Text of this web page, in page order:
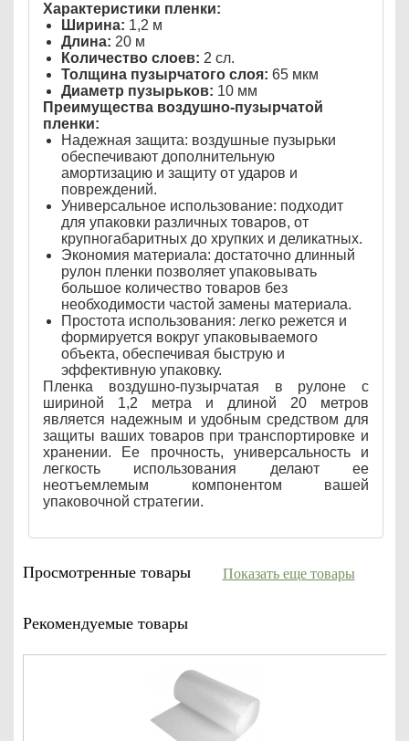
Характеристики пленки:
Ширина: 1,2 м
Длина: 20 м
Количество слоев: 2 сл.
Толщина пузырчатого слоя: 65 мкм
Диаметр пузырьков: 10 мм
Преимущества воздушно-пузырчатой
пленки:
Надежная защита: воздушные пузырьки
обеспечивают дополнительную
амортизацию и защиту от ударов и
повреждений.
Универсальное использование: подходит
для упаковки различных товаров, от
крупногабаритных до хрупких и деликатных.
Экономия материала: достаточно длинный
рулон пленки позволяет упаковывать
большое количество товаров без
необходимости частой замены материала.
Простота использования: легко режется и
формируется вокруг упаковываемого
объекта, обеспечивая быструю и
эффективную упаковку.
Пленка воздушно-пузырчатая в рулоне с
шириной 1,2 метра и длиной 20 метров
является надежным и удобным средством для
защиты ваших товаров при транспортировке и
хранении. Ее прочность, универсальность и
легкость использования делают ее
неотъемлемым компонентом вашей
упаковочной стратегии.
Просмотренные товары
Рекомендуемые товары
Показать еще товары